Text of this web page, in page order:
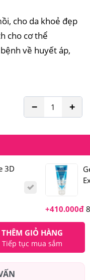
cho da khoẻ đẹp
cho cơ thể
về huyết áp,
+
−
3D
+410.000đ
THÊM GIỎ HÀNG
Tiếp tục mua sắm